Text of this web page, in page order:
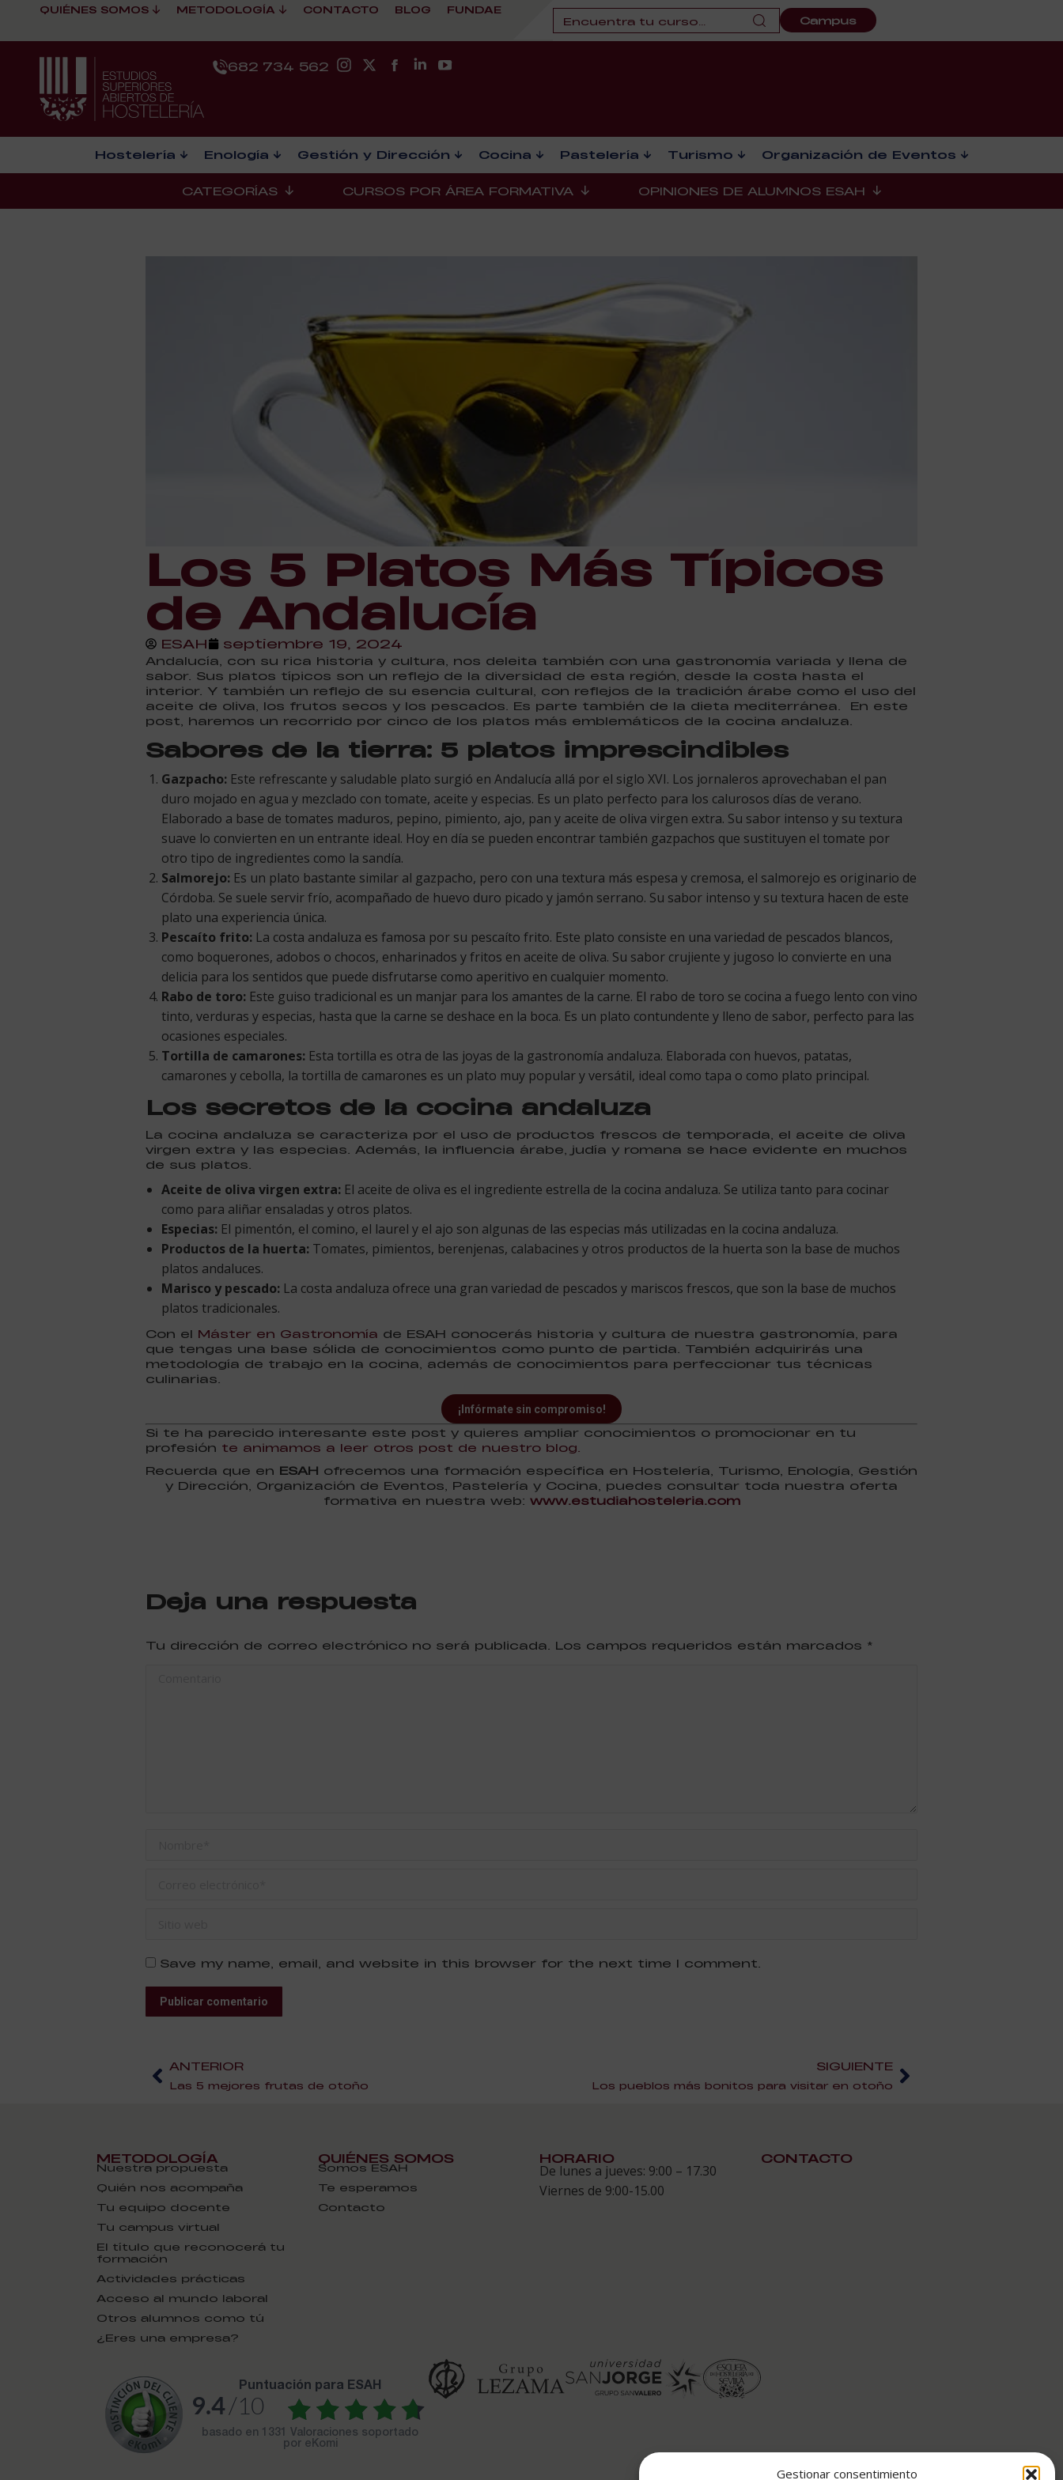
Gestionar consentimiento
QUIÉNES SOMOS METODOLOGÍA CONTACTO BLOG FUNDAE
Campus
682 734 562
Hostelería Enología Gestión y Dirección Cocina Pastelería Turismo Organización de Eventos
CATEGORÍAS CURSOS POR ÁREA FORMATIVA OPINIONES DE ALUMNOS ESAH
Los 5 Platos Más Típicos
de Andalucía
ESAH septiembre 19, 2024
Andalucía, con su rica historia y cultura, nos deleita también con una gastronomía variada y llena de
sabor. Sus platos típicos son un reflejo de la diversidad de esta región, desde la costa hasta el
interior. Y también un reflejo de su esencia cultural, con reflejos de la tradición árabe como el uso del
aceite de oliva, los frutos secos y los pescados. Es parte también de la dieta mediterránea. En este
post, haremos un recorrido por cinco de los platos más emblemáticos de la cocina andaluza.
Sabores de la tierra: 5 platos imprescindibles
Gazpacho: Este refrescante y saludable plato surgió en Andalucía allá por el siglo XVI. Los jornaleros aprovechaban el pan
duro mojado en agua y mezclado con tomate, aceite y especias. Es un plato perfecto para los calurosos días de verano.
Elaborado a base de tomates maduros, pepino, pimiento, ajo, pan y aceite de oliva virgen extra. Su sabor intenso y su textura
suave lo convierten en un entrante ideal. Hoy en día se pueden encontrar también gazpachos que sustituyen el tomate por
otro tipo de ingredientes como la sandía.
Salmorejo: Es un plato bastante similar al gazpacho, pero con una textura más espesa y cremosa, el salmorejo es originario de
Córdoba. Se suele servir frío, acompañado de huevo duro picado y jamón serrano. Su sabor intenso y su textura hacen de este
plato una experiencia única.
Pescaíto frito: La costa andaluza es famosa por su pescaíto frito. Este plato consiste en una variedad de pescados blancos,
como boquerones, adobos o chocos, enharinados y fritos en aceite de oliva. Su sabor crujiente y jugoso lo convierte en una
delicia para los sentidos que puede disfrutarse como aperitivo en cualquier momento.
Rabo de toro: Este guiso tradicional es un manjar para los amantes de la carne. El rabo de toro se cocina a fuego lento con vino
tinto, verduras y especias, hasta que la carne se deshace en la boca. Es un plato contundente y lleno de sabor, perfecto para las
ocasiones especiales.
Tortilla de camarones: Esta tortilla es otra de las joyas de la gastronomía andaluza. Elaborada con huevos, patatas,
camarones y cebolla, la tortilla de camarones es un plato muy popular y versátil, ideal como tapa o como plato principal.
Los secretos de la cocina andaluza
La cocina andaluza se caracteriza por el uso de productos frescos de temporada, el aceite de oliva
virgen extra y las especias. Además, la influencia árabe, judía y romana se hace evidente en muchos
de sus platos.
Aceite de oliva virgen extra: El aceite de oliva es el ingrediente estrella de la cocina andaluza. Se utiliza tanto para cocinar
como para aliñar ensaladas y otros platos.
Especias: El pimentón, el comino, el laurel y el ajo son algunas de las especias más utilizadas en la cocina andaluza.
Productos de la huerta: Tomates, pimientos, berenjenas, calabacines y otros productos de la huerta son la base de muchos
platos andaluces.
Marisco y pescado: La costa andaluza ofrece una gran variedad de pescados y mariscos frescos, que son la base de muchos
platos tradicionales.
Con el Máster en Gastronomía de ESAH conocerás historia y cultura de nuestra gastronomía, para
que tengas una base sólida de conocimientos como punto de partida. También adquirirás una
metodología de trabajo en la cocina, además de conocimientos para perfeccionar tus técnicas
culinarias.
¡Infórmate sin compromiso!
Si te ha parecido interesante este post y quieres ampliar conocimientos o promocionar en tu
profesión te animamos a leer otros post de nuestro blog.
Recuerda que en ESAH ofrecemos una formación específica en Hostelería, Turismo, Enología, Gestión
y Dirección, Organización de Eventos, Pastelería y Cocina, puedes consultar toda nuestra oferta
formativa en nuestra web: www.estudiahosteleria.com
Deja una respuesta
Tu dirección de correo electrónico no será publicada. Los campos requeridos están marcados *
Save my name, email, and website in this browser for the next time I comment.
Publicar comentario
ANTERIOR
Las 5 mejores frutas de otoño
SIGUIENTE
Los pueblos más bonitos para visitar en otoño
METODOLOGÍA
Nuestra propuesta
Quién nos acompaña
Tu equipo docente
Tu campus virtual
El título que reconocerá tu
formación
Actividades prácticas
Acceso al mundo laboral
Otros alumnos como tú
¿Eres una empresa?
QUIÉNES SOMOS
Somos ESAH
Te esperamos
Contacto
HORARIO
De lunes a jueves: 9:00 – 17.30
Viernes de 9:00-15.00
CONTACTO
puntuación para ESAH
9.4/10
basado en 1331 Valoraciones soportado
por eKomi